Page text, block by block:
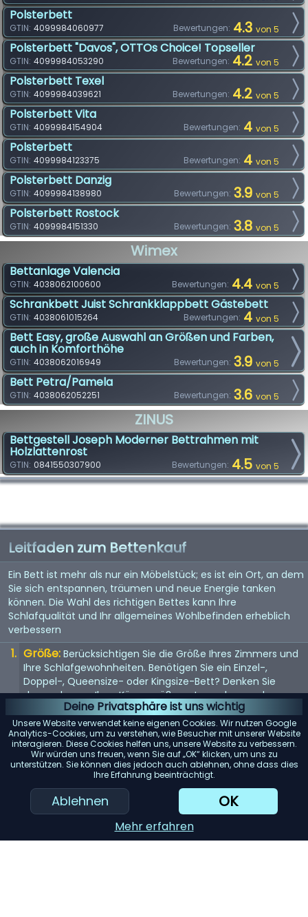
Deine Privatsphäre ist uns wichtig
Unsere Website verwendet keine eigenen Cookies. Wir nutzen Google
Analytics-Cookies, um zu verstehen, wie Besucher mit unserer Website
interagieren. Diese Cookies helfen uns, unsere Website zu verbessern.
Wir würden uns freuen, wenn Sie auf „OK“ klicken, um uns zu
unterstützen. Sie können dies jedoch auch ablehnen, ohne dass dies
Ihre Erfahrung beeinträchtigt.
Ablehnen OK
Mehr erfahren
Polsterbett
Bewertungen: 4.3 von 5
GTIN: 4099984060977
Polsterbett "Davos", OTTOs Choice! Topseller
Bewertungen: 4.2 von 5
GTIN: 4099984053290
Polsterbett Texel
Bewertungen: 4.2 von 5
GTIN: 4099984039621
Polsterbett Vita
Bewertungen: 4 von 5
GTIN: 4099984154904
Polsterbett
Bewertungen: 4 von 5
GTIN: 4099984123375
Polsterbett Danzig
Bewertungen: 3.9 von 5
GTIN: 4099984138980
Polsterbett Rostock
Bewertungen: 3.8 von 5
GTIN: 4099984151330
Wimex
Bettanlage Valencia
Bewertungen: 4.4 von 5
GTIN: 4038062100600
Schrankbett Juist Schrankklappbett Gästebett
Bewertungen: 4 von 5
GTIN: 4038061015264
Bett Easy, große Auswahl an Größen und Farben,
auch in Komforthöhe
Bewertungen: 3.9 von 5
GTIN: 4038062016949
Bett Petra/Pamela
Bewertungen: 3.6 von 5
GTIN: 4038062052251
ZINUS
Bettgestell Joseph Moderner Bettrahmen mit
Holzlattenrost
Bewertungen: 4.5 von 5
GTIN: 0841550307900
Leitfaden zum Bettenkauf
Ein Bett ist mehr als nur ein Möbelstück; es ist ein Ort, an dem
Sie sich entspannen, träumen und neue Energie tanken
können. Die Wahl des richtigen Bettes kann Ihre
Schlafqualität und Ihr allgemeines Wohlbefinden erheblich
verbessern
Größe: Berücksichtigen Sie die Größe Ihres Zimmers und
Ihre Schlafgewohnheiten. Benötigen Sie ein Einzel-,
Doppel-, Queensize- oder Kingsize-Bett? Denken Sie
daran, dass es Ihrer Körpergröße entsprechen und
genügend Platz bieten sollte, wenn Sie es mit jemandem
teilen.
Matratze: Die Matratze ist entscheidend für einen guten
Schlaf. Suchen Sie nach einer Matratze, die Ihr
Körpergewicht gleichmäßig verteilt und Ihren
Komfortvorlieben entspricht, sei es weich, mittel oder
Rahmenmaterial: Das Material des Bettrahmens trägt
zur Haltbarkeit und Ästhetik bei. Holz bietet ein klassisches